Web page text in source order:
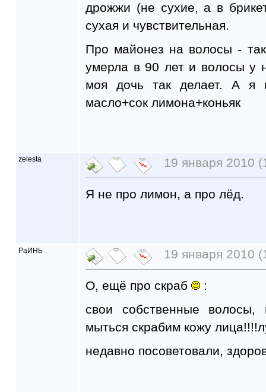
дрожжи (не сухие, а в
сухая и чувствительная.
Про майонез на волосы -
умерла в 90 лет и волосы у
моя дочь так делает. А я
масло+сок лимона+коньяк
zelesta 19 января 2010
Я не про лимон, а про лёд.
РаИНЬ 19 января 2010
О, ещё про скраб
:
свои собственные
мыться скрабим кожу
недавно посоветовали,